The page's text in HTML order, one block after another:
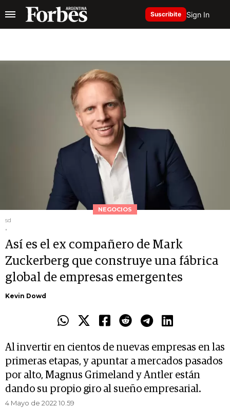
Suscribite Sign In
NEGOCIOS
sd
.
Así es el ex compañero de Mark
Zuckerberg que construye una fábrica
global de empresas emergentes
Kevin Dowd
Al invertir en cientos de nuevas empresas en las
primeras etapas, y apuntar a mercados pasados
por alto, Magnus Grimeland y Antler están
dando su propio giro al sueño empresarial.
4 Mayo de 2022 10.59